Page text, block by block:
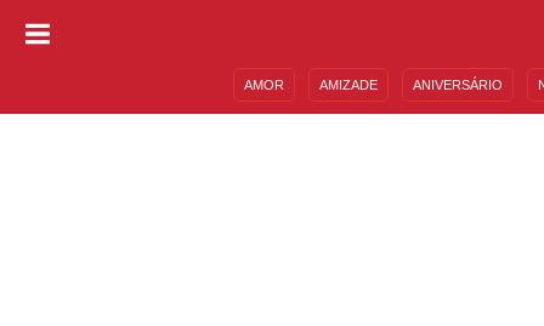
AMOR AMIZADE ANIVERSÁRIO